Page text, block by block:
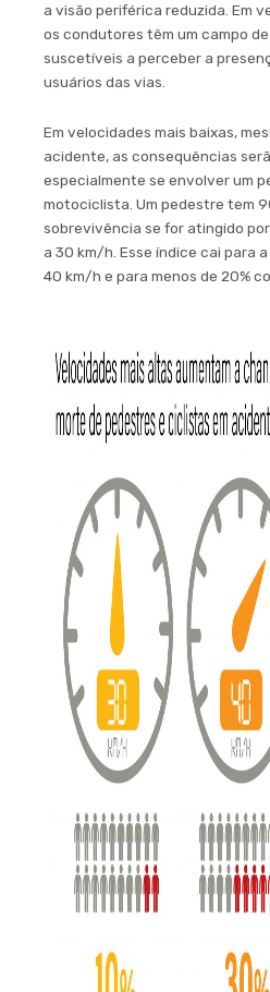
a visão periférica reduzida. Em
os condutores têm um campo
suscetíveis a perceber a
usuários das vias.
Em velocidades mais baixas,
acidente, as consequências
especialmente se envolver um
motociclista. Um pedestre tem
sobrevivência se for atingido
a 30 km/h. Esse índice cai para
40 km/h e para menos de 20%